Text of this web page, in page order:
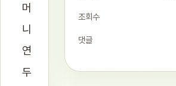
머
니
연
두
조회수
댓글